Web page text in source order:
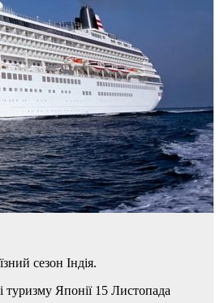
сезон Індія.
туризму Японії 15 Листопада